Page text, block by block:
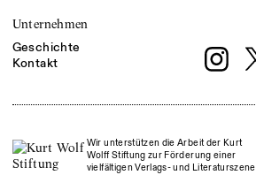
Unternehmen
Geschichte
Kontakt
Wir unterstützen die Arbeit der Kurt
Wolff Stiftung zur Förderung einer
vielfältigen Verlags- und Literaturszene